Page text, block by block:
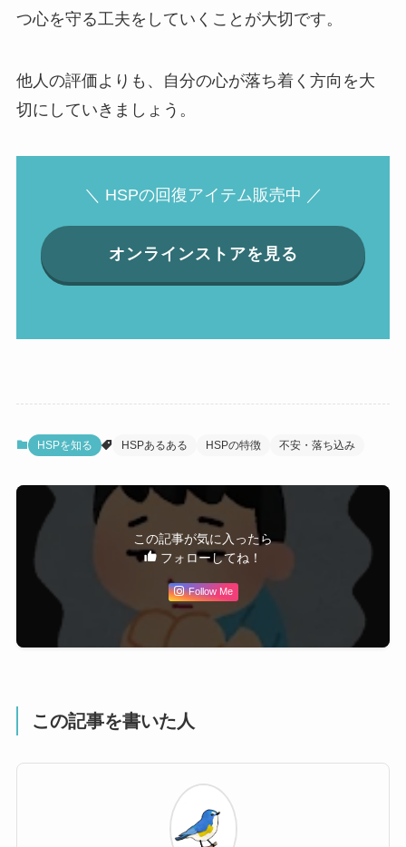
つ心を守る工夫をしていくことが大切です。
他人の評価よりも、自分の心が落ち着く方向を大
切にしていきましょう。
＼ HSPの回復アイテム販売中 ／
オンラインストアを見る
HSPを知る HSPあるある HSPの特徴 不安・落ち込み
この記事が気に入ったら
フォローしてね！
Follow Me
この記事を書いた人